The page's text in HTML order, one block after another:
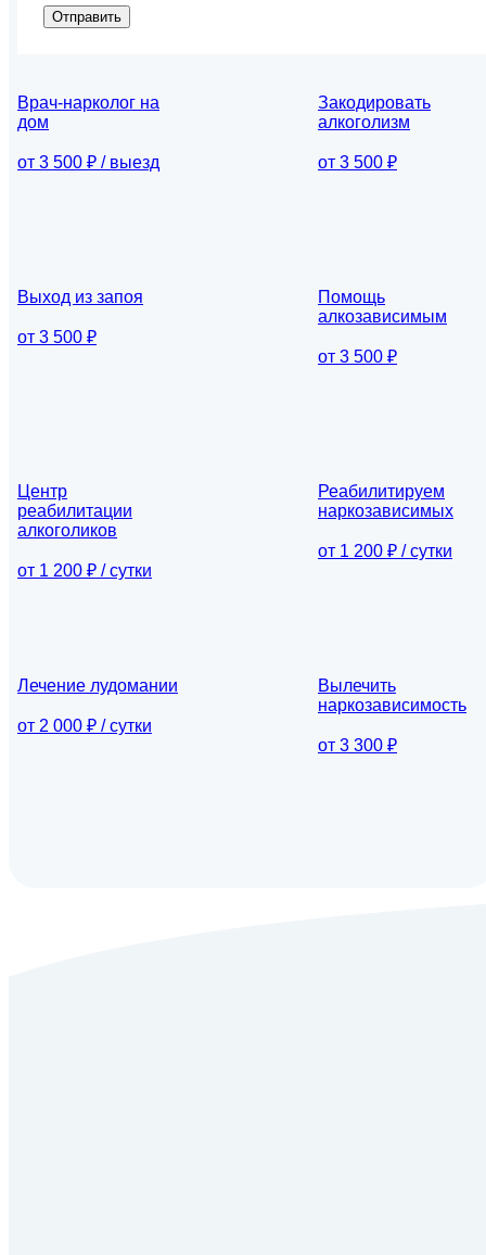
Отправить
Врач-нарколог на
дом
от 3 500 ₽ / выезд
Закодировать
алкоголизм
от 3 500 ₽
Выход из запоя
от 3 500 ₽
Помощь
алкозависимым
от 3 500 ₽
Центр
реабилитации
алкоголиков
от 1 200 ₽ / сутки
Реабилитируем
наркозависимых
от 1 200 ₽ / сутки
Лечение лудомании
от 2 000 ₽ / сутки
Вылечить
наркозависимость
от 3 300 ₽